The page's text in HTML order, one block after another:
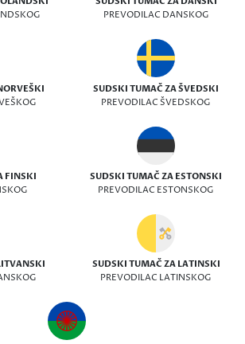
PREVODILAC DANSKOG
SUDSKI TUMAČ ZA ŠVEDSKI
PREVODILAC ŠVEDSKOG
FINSKI
SUDSKI TUMAČ ZA ESTONSKI
PREVODILAC ESTONSKOG
SUDSKI TUMAČ ZA LATINSKI
PREVODILAC LATINSKOG